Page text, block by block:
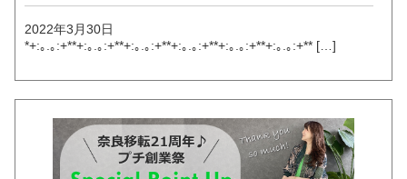
2022年3月30日
*+:｡.｡:+**+:｡.｡:+**+:｡.｡:+**+:｡.｡:+**+:｡.｡:+**+:｡.｡:+** […]